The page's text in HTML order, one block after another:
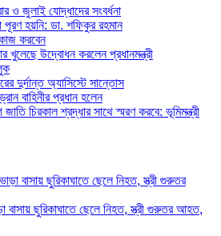
ও জুলাই যোদ্ধাদের সংবর্ধনা
পূরণ হয়নি: ডা. শফিকুর রহমান
করবেন
খুলেছে উদ্বোধন করলেন প্রধানমন্ত্রী
দুর্দান্ত অ্যাসিস্টে সান্তোস
বাহিনীর প্রধান হলেন
চিরকাল শ্রদ্ধার সাথে স্মরণ করবে: ভূমিমন্ত্রী
বাসায় ছুরিকাঘাতে ছেলে নিহত, স্ত্রী গুরুতর আহত,